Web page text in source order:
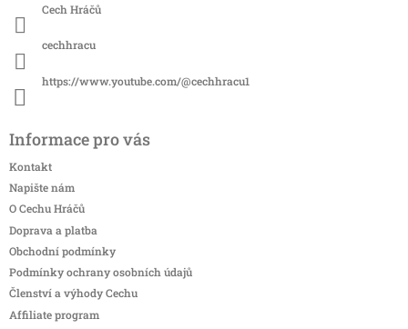
Cech Hráčů
cechhracu
https://www.youtube.com/@cechhracu1
Informace pro vás
Kontakt
Napište nám
O Cechu Hráčů
Doprava a platba
Obchodní podmínky
Podmínky ochrany osobních údajů
Členství a výhody Cechu
Affiliate program